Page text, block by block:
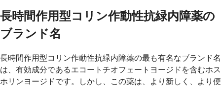
長時間作用型コリン作動性抗緑内障薬の
ブランド名
長時間作用型コリン作動性抗緑内障薬の最も有名なブランド名
は、有効成分であるエコートチオフェートヨージドを含むホス
ホリンヨージドです。しかし、この薬は、より新しく、より便